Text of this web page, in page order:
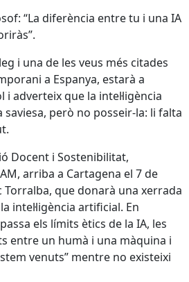
“La diferència entre tu i una IA
i una de les veus més citades
a Espanya, estarà a
i adverteix que la intel·ligència
però no posseir-la: li falta
Docent i Sostenibilitat,
arriba a Cartagena el 7 de
Torralba, que donarà una xerrada
intel·ligència artificial. En
els límits ètics de la IA, les
entre un humà i una màquina i
venuts” mentre no existeixi